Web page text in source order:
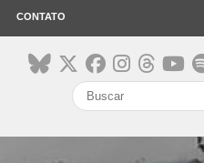
CONTATO